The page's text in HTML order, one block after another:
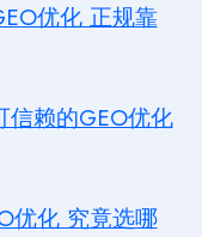
优化 正规靠
赖的GEO优化
优化 究竟选哪